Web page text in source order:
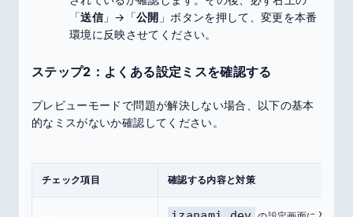
「送信」→「公開 」ボタンを押して、変更を本番
環境に反映させてください。
ステップ2：よくある設定ミスを確認する
プレビューモードで問題が解決しない場合、以下の基本
的なミスがないか確認してください。
チェック項目 確認する内容と対策